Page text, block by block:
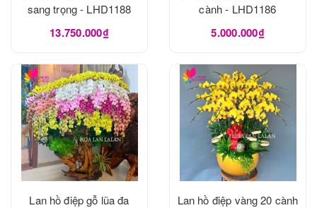
sang trọng - LHD1188
13.750.000₫
cành - LHD1186
5.000.000₫
Lan hồ điệp gỗ lũa đa
Lan hồ điệp vàng 20 cành